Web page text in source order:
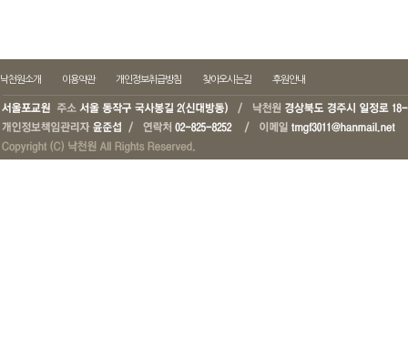
낙천원소개 이용약관 개인정보취급방침 찾아오시는길 후원안내